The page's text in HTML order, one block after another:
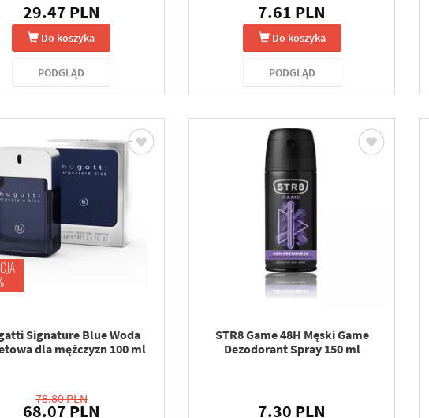
29.47 PLN
Do koszyka
PODGLĄD
7.61 PLN
Do koszyka
PODGLĄD
Signature Blue Woda
dla mężczyzn 100 ml
78.80 PLN
68.07 PLN
STR8 Game 48H Męski Game
Dezodorant Spray 150 ml
7.30 PLN